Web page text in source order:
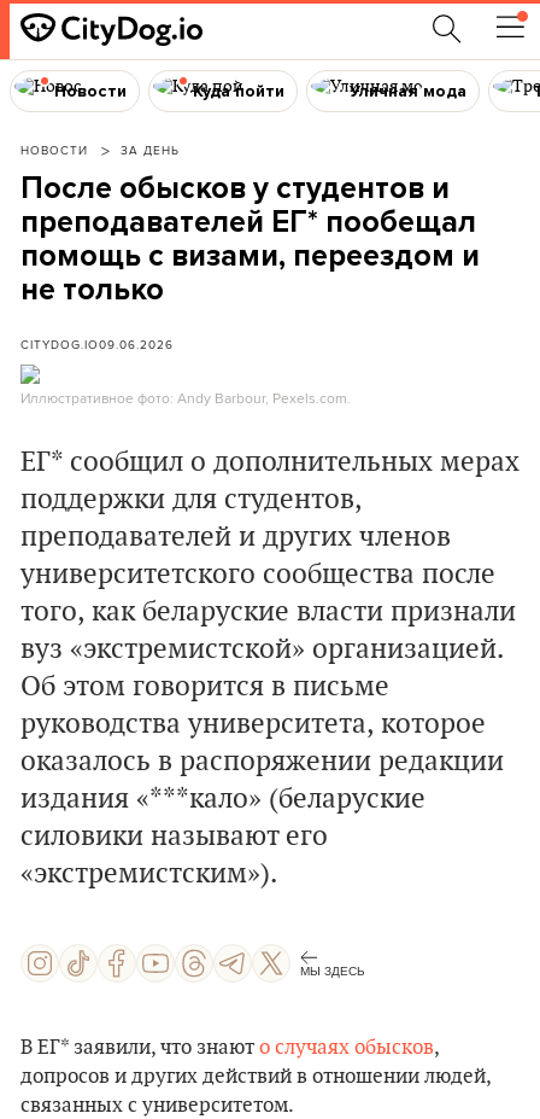
Новости Куда пойти Уличная мода
НОВОСТИ ЗА ДЕНЬ
После обысков у студентов и
преподавателей ЕГ* пообещал
помощь с визами, переездом и
не только
CITYDOG.IO09.06.2026
Иллюстративное фото: Andy Barbour, Pexels.com.
ЕГ* сообщил о дополнительных мерах
поддержки для студентов,
преподавателей и других членов
университетского сообщества после
того, как беларуские власти признали
вуз «экстремистской» организацией.
Об этом говорится в письме
руководства университета, которое
оказалось в распоряжении редакции
издания «***кало» (беларуские
силовики называют его
«экстремистским»).
МЫ ЗДЕСЬ
В ЕГ* заявили, что знают о случаях обысков,
допросов и других действий в отношении людей,
связанных с университетом.